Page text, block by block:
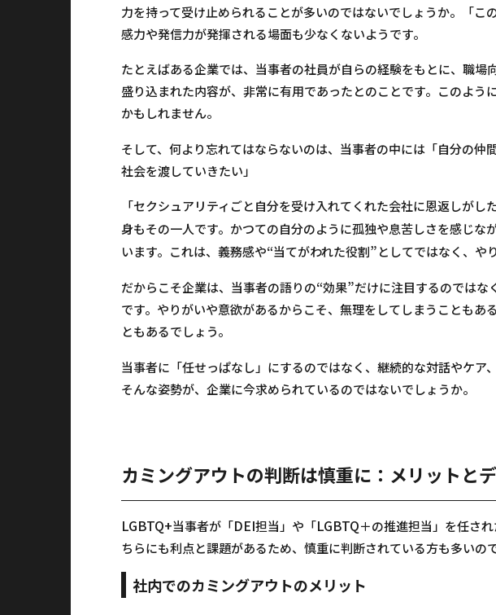
力を持って受け止められることが多いのではないでしょうか。「
感力や発信力が発揮される場面も少なくないようです。
たとえばある企業では、当事者の社員が自らの経験をもとに、職
盛り込まれた内容が、非常に有用であったとのことです。このよ
かもしれません。
そして、何より忘れてはならないのは、当事者の中には「自分の仲
社会を渡していきたい」
「セクシュアリティごと自分を受け入れてくれた会社に恩返しが
身もその一人です。かつての自分のように孤独や息苦しさを感じな
います。これは、義務感や“当てがわれた役割”としてではなく、や
だからこそ企業は、当事者の語りの“効果”だけに注目するのではな
です。やりがいや意欲があるからこそ、無理をしてしまうことも
ともあるでしょう。
当事者に「任せっぱなし」にするのではなく、継続的な対話やケア
そんな姿勢が、企業に今求められているのではないでしょうか。
カミングアウトの判断は慎重に：メリットと
LGBTQ+当事者が「DEI担当」や「LGBTQ＋の推進担当」を任さ
ちらにも利点と課題があるため、慎重に判断されている方も多いの
社内でのカミングアウトのメリット